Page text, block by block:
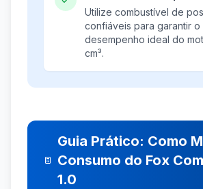
Utilize combustível de
confiáveis para garantir o
desempenho ideal do
cm³.
Guia Prático: Como
Consumo do Fox
1.0